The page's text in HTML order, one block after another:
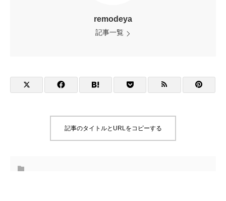
remodeya
記事一覧
記事のタイトルとURLをコピーする